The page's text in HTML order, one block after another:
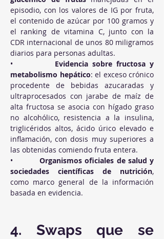
episodio, con los valores de IG por fruta,
el contenido de azúcar por 100 gramos y
el ranking de vitamina C, junto con la
CDR internacional de unos 80 miligramos
diarios para personas adultas.
• Evidencia sobre fructosa y
metabolismo hepático: el exceso crónico
procedente de bebidas azucaradas y
ultraprocesados con jarabe de maíz de
alta fructosa se asocia con hígado graso
no alcohólico, resistencia a la insulina,
triglicéridos altos, ácido úrico elevado e
inflamación, con dosis muy superiores a
las obtenidas comiendo fruta entera.
• Organismos oficiales de salud y
sociedades científicas de nutrición,
como marco general de la información
basada en evidencia.
4. Swaps que se